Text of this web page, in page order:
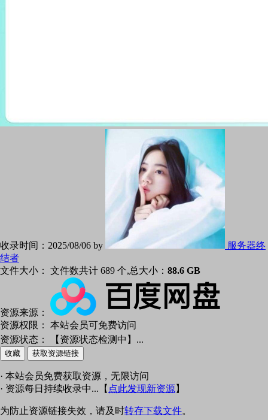
收录时间： 2025/08/06 by
服务器终
结者
文件大小：
文件数共计 689 个,总大小： 88.6 GB
资源来源：
资源权限：
本站会员可免费访问
资源状态：
【资源状态检测中】 ...
收藏 获取资源链接
· 本站会员免费获取资源，无限访问
· 资源每日持续收录中...【 点此发现新资源】
为防止资源链接失效，请及时转存下载文件。